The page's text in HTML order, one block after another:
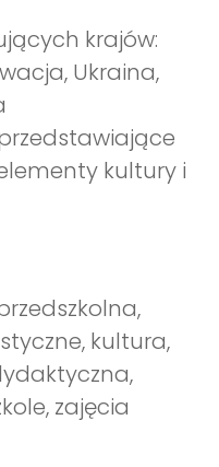
krajów:
Ukraina,
kultury i
kultura,
zajęcia